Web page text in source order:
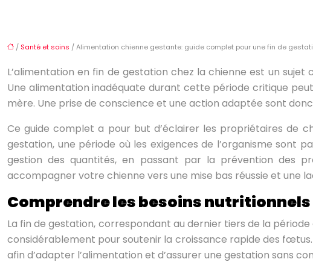
/ Santé et soins / Alimentation chienne gestante: guide complet pour une fin de
L’alimentation en fin de gestation chez la chienne est un
Une alimentation inadéquate durant cette période critique
mère. Une prise de conscience et une action adaptée sont
Ce guide complet a pour but d’éclairer les propriétaires de
gestation, une période où les exigences de l’organisme sont
gestion des quantités, en passant par la prévention des
accompagner votre chienne vers une mise bas réussie et une
Comprendre les besoins
La fin de gestation, correspondant au dernier tiers de la
considérablement pour soutenir la croissance rapide des
afin d’adapter l’alimentation et d’assurer une gestation sans